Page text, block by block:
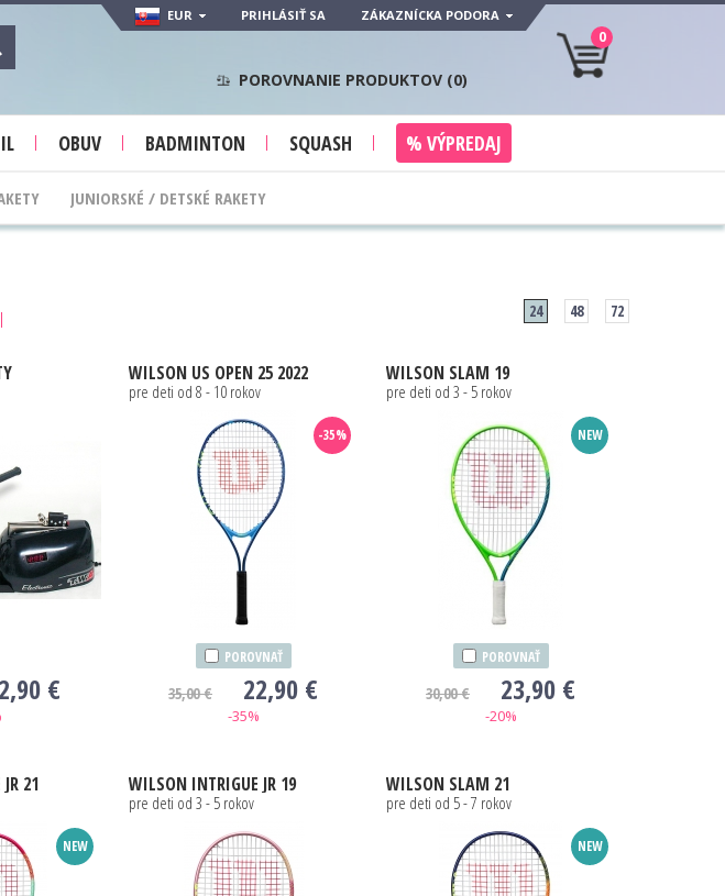
OBUV BADMINTON SQUASH % VÝPREDAJ
JUNIORSKÉ / DETSKÉ RAKETY
EUR PRIHLÁSIŤ SA ZÁKAZNÍCKA PODORA
POROVNANIE PRODUKTOV (0)
0
24 48 72
€
WILSON US OPEN 25 2022
pre deti od 8 - 10 rokov
-35%
POROVNAŤ
35,00 € 22,90 €
-35%
WILSON SLAM 19
pre deti od 3 - 5 rokov
NEW
POROVNAŤ
30,00 € 23,90 €
-20%
21
NEW
WILSON INTRIGUE JR 19
pre deti od 3 - 5 rokov
WILSON SLAM 21
pre deti od 5 - 7 rokov
NEW